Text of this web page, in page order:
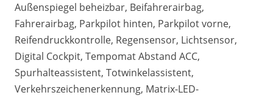
Außenspiegel beheizbar, Beifahrerairbag,
Fahrerairbag, Parkpilot hinten, Parkpilot vorne,
Reifendruckkontrolle, Regensensor, Lichtsensor,
Digital Cockpit, Tempomat Abstand ACC,
Spurhalteassistent, Totwinkelassistent,
Verkehrszeichenerkennung, Matrix-LED-